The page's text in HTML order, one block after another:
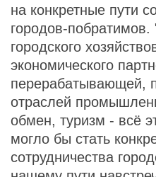
на конкретные пути
городов-
городского
экономического
перерабатывающей,
отраслей
обмен, туризм - всё
могло бы стать
сотрудничества